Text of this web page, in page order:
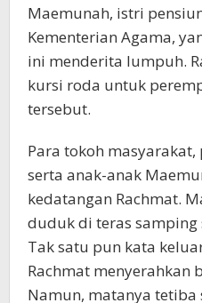
Maemunah, istri
Kementerian Agama,
ini menderita lumpuh.
kursi roda untuk
tersebut.
Para tokoh masyarakat,
serta anak-anak
kedatangan Rachmat.
duduk di teras samping
Tak satu pun kata
Rachmat menyerahkan
Namun, matanya